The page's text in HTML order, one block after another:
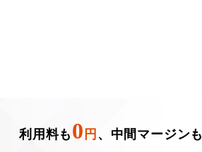
利用料も 0 円 、中間マージンも